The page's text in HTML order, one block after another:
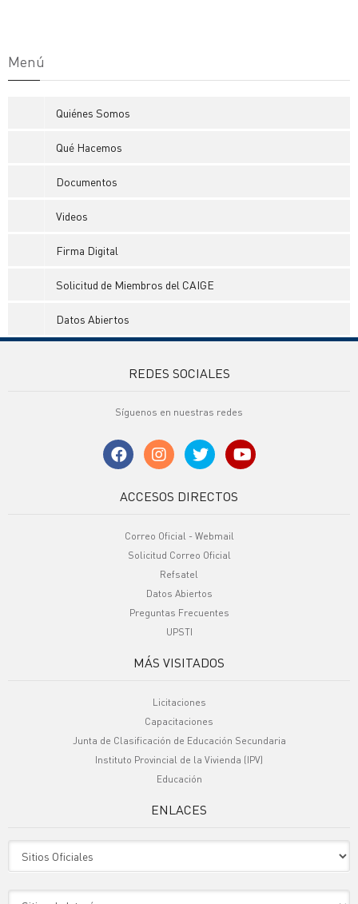
Menú
Quiénes Somos
Qué Hacemos
Documentos
Videos
Firma Digital
Solicitud de Miembros del CAIGE
Datos Abiertos
REDES SOCIALES
Síguenos en nuestras redes
ACCESOS DIRECTOS
Correo Oficial - Webmail
Solicitud Correo Oficial
Refsatel
Datos Abiertos
Preguntas Frecuentes
UPSTI
MÁS VISITADOS
Licitaciones
Capacitaciones
Junta de Clasificación de Educación Secundaria
Instituto Provincial de la Vivienda (IPV)
Educación
ENLACES